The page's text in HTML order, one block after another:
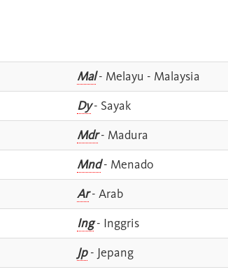
Mal- Melayu - Malaysia
Dy- Sayak
Mdr- Madura
Mnd- Menado
Ar- Arab
Ing- Inggris
Jp- Jepang